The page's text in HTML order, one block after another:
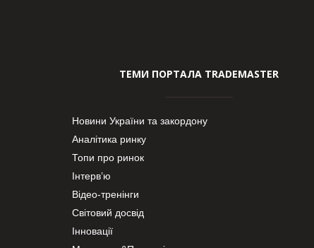
ТЕМИ ПОРТАЛА TRADEMASTER
Новини України та закордону
Аналітика ринку
Топи про ринок
Інтерв’ю
Відео-тренінги
Світовий досвід
Інновації